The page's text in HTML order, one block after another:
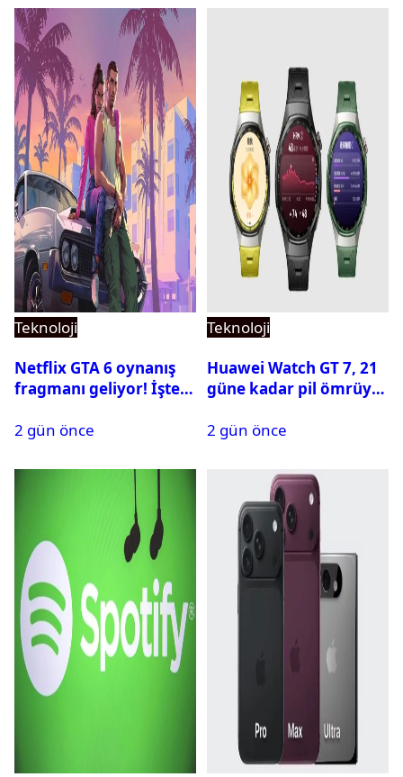
Teknoloji
Netflix GTA 6 oynanış
fragmanı geliyor! İşte
2 gün önce
Teknoloji
Huawei Watch GT 7, 21
güne kadar pil ömrüyle
2 gün önce